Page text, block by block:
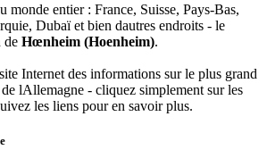
monde entier : France, Suisse, Pays-Bas,
Dubaï et bien dautres endroits - le
de Hœnheim (Hoenheim).
Internet des informations sur le plus grand
lAllemagne - cliquez simplement sur les
les liens pour en savoir plus.